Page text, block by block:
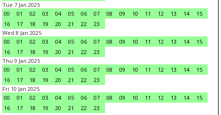
Tue 7 Jan 2025
00
01 02 03 04 05 06 07 08 09 10 11 12 13 14
15
16
17 18 19 20 21 22
23
Wed 8 Jan 2025
00
01 02 03 04 05 06 07 08 09 10 11 12 13 14
15
16
17 18 19 20 21 22
23
Thu 9 Jan 2025
00
01 02 03 04 05 06 07 08 09 10 11 12 13 14
15
16
17 18 19 20 21 22
23
Fri 10 Jan 2025
00
01 02 03 04 05 06 07 08 09 10 11 12 13 14
15
16
17 18 19 20 21 22
23